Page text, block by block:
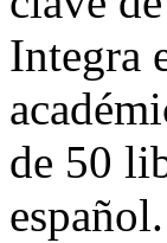
Integra
de 50
español.